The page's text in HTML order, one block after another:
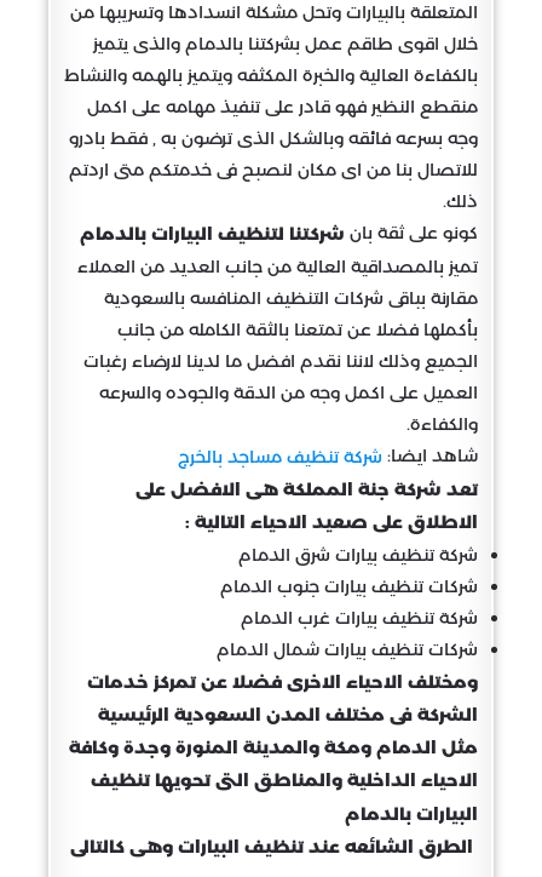
المتعلقة بالبيارات وتحل مشكلة انسدادها وتسريبها من
خلال اقوى طاقم عمل بشركتنا بالدمام والذى يتميز
بالكفاءة العالية والخبرة المكثفه ويتميز بالهمه والنشاط
منقطع النظير فهو قادر على تنفيذ مهامه على اكمل
وجه بسرعه فائقه وبالشكل الذى ترضون به , فقط بادرو
للاتصال بنا من اى مكان لنصبح فى خدمتكم متى اردتم
ذلك.
كونو على ثقة بان شركتنا لتنظيف البيارات بالدمام
تميز بالمصداقية العالية من جانب العديد من العملاء
مقارنة بباقى شركات التنظيف المنافسه بالسعودية
بأكملها فضلا عن تمتعنا بالثقة الكامله من جانب
الجميع وذلك لاننا نقدم افضل ما لدينا لارضاء رغبات
العميل على اكمل وجه من الدقة والجوده والسرعه
والكفاءة.
شاهد ايضا: شركة تنظيف مساجد بالخرج
تعد شركة جنة المملكة هى الافضل على
الاطلاق على صعيد الاحياء التالية :
شركة تنظيف بيارات شرق الدمام
شركات تنظيف بيارات جنوب الدمام
شركة تنظيف بيارات غرب الدمام
شركات تنظيف بيارات شمال الدمام
ومختلف الاحياء الاخرى فضلا عن تمركز خدمات
الشركة فى مختلف المدن السعودية الرئيسية
مثل الدمام ومكة والمدينة المنورة وجدة وكافة
الاحياء الداخلية والمناطق التى تحويها تنظيف
البيارات بالدمام
الطرق الشائعه عند تنظيف البيارات وهى كالتالى